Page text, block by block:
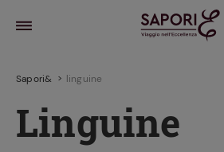
Sapori& linguine
Linguine